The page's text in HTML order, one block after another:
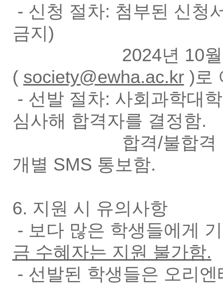
- 신청 절차: 첨부된 신청
금지)
2024년 10
( society@ewha.ac.kr )로
- 선발 절차: 사회과학대
심사해 합격자를 결정함.
합격/불합
개별 SMS 통보함.
6. 지원 시 유의사항
- 보다 많은 학생들에게
금 수혜자는 지원 불가함.
- 선발된 학생들은 오리